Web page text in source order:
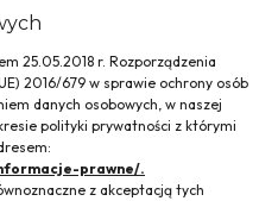
25.05.2018 r. Rozporządzenia
2016/679 w sprawie ochrony osób
danych osobowych, w naszej
polityki prywatności z którymi
prawne/.
z akceptacją tych